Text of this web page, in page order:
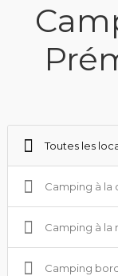
Toutes les
Camping à la
Camping à la
Camping